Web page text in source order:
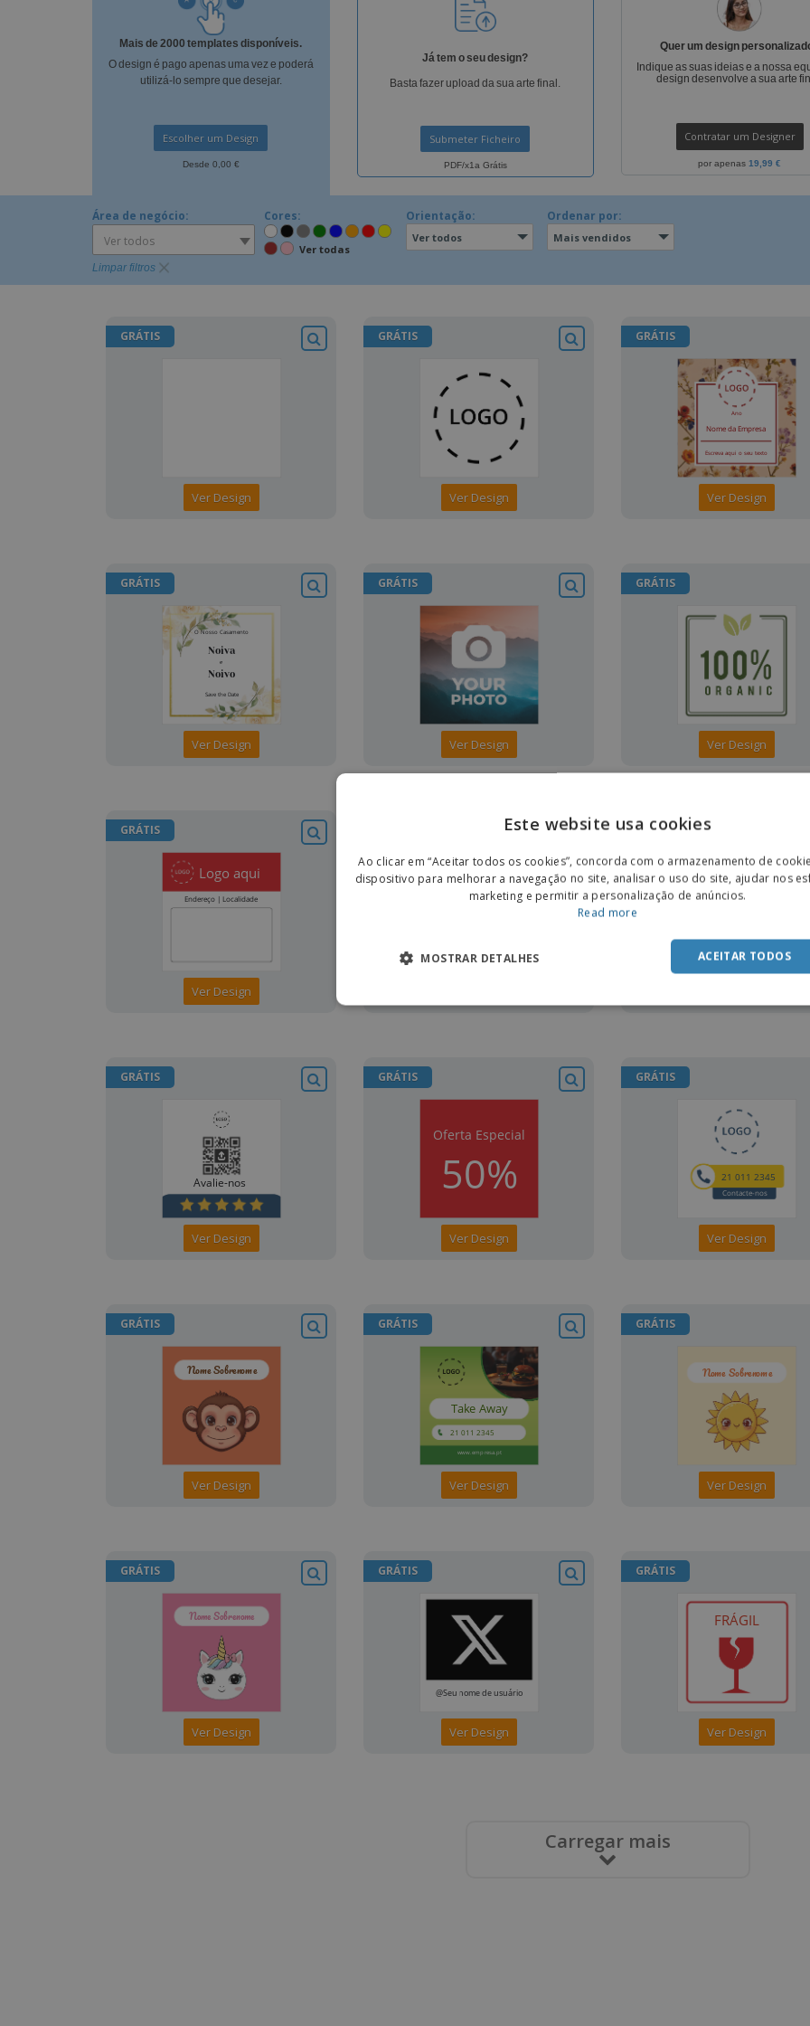
Lonas
Malas e Mochilas
Mais de 2000 templates disponíveis.
O design é pago apenas uma vez e poderá
utilizá-lo sempre que desejar.
Escolher um Design
Desde 0,00 €
Já tem o seu design?
Basta fazer upload da sua arte final.
Submeter Ficheiro
PDF/x1a Grátis
Quer um design
Indique as suas ideias e a nossa
design desenvolve a sua arte
Contratar um Designer
por apenas19,99 €
Área de negócio:
Ver todos
Cores:
Ver todas
Orientação:
Ver todos
Ordenar por:
Mais vendidos
Limpar filtros
GRÁTIS
Ver Design
GRÁTIS
Ver Design
GRÁTIS
Ver Design
GRÁTIS
Ver Design
GRÁTIS
Ver Design
GRÁTIS
Ver Design
GRÁTIS
Ver Design
GRÁTIS
GRÁTIS
Ver Design
GRÁTIS
Ver Design
GRÁTIS
Ver Design
GRÁTIS
Ver Design
GRÁTIS
Ver Design
GRÁTIS
Ver Design
GRÁTIS
Ver Design
GRÁTIS
Ver Design
GRÁTIS
Ver Design
Carregar mais
Este website usa cookies
Ao clicar em “Aceitar todos os cookies”, concorda com o armazenamento de
dispositivo para melhorar a navegação no site, analisar o uso do site, ajudar nos
marketing e permitir a personalização de anúncios.
Read more
ACEITAR TODOS
MOSTRAR DETALHES